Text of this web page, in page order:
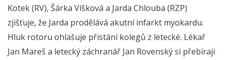
Kotek (RV), Šárka Víšková a Jarda Chlouba (RZP)
zjišťuje, že Jarda prodělává akutní infarkt myokardu.
Hluk rotoru ohlašuje přistání kolegů z letecké. Lékař
Jan Mareš a letecký záchranář Jan Rovenský si přebíraji